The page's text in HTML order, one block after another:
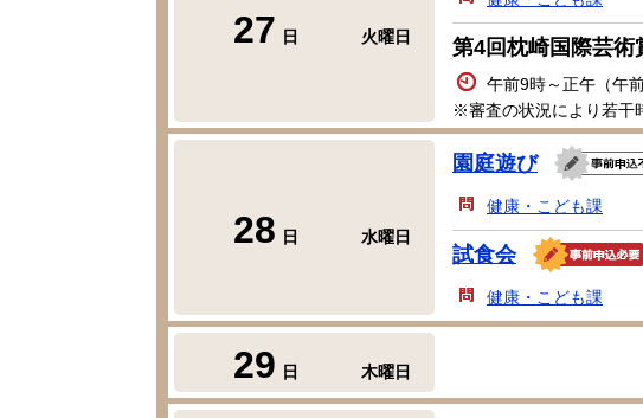
27 日 火曜日 第4回枕崎国際芸術
午前9時～正午（午
※審査の状況により若干
28 日 水曜日
園庭遊び
健康・こども課
試食会
健康・こども課
29 日 木曜日